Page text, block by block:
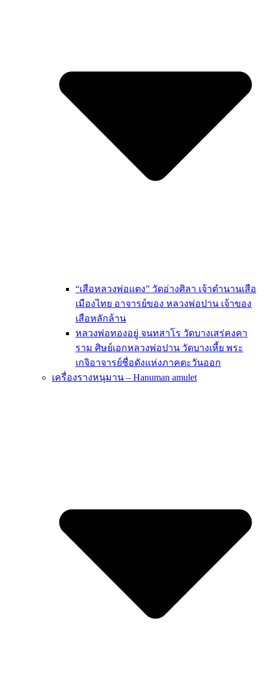
“เสือหลวงพ่อแตง” วัดอ่างศิลา เจ้าตำนานเสือ
เมืองไทย อาจารย์ของ หลวงพ่อปาน เจ้าของ
เสือหลักล้าน
หลวงพ่อทองอยู่ จนทสาโร วัดบางเสร่คงคา
ราม ศิษย์เอกหลวงพ่อปาน วัดบางเหี้ย พระ
เกจิอาจารย์ชื่อดังแห่งภาคตะวันออก
เครื่องรางหนุมาน – Hanuman amulet